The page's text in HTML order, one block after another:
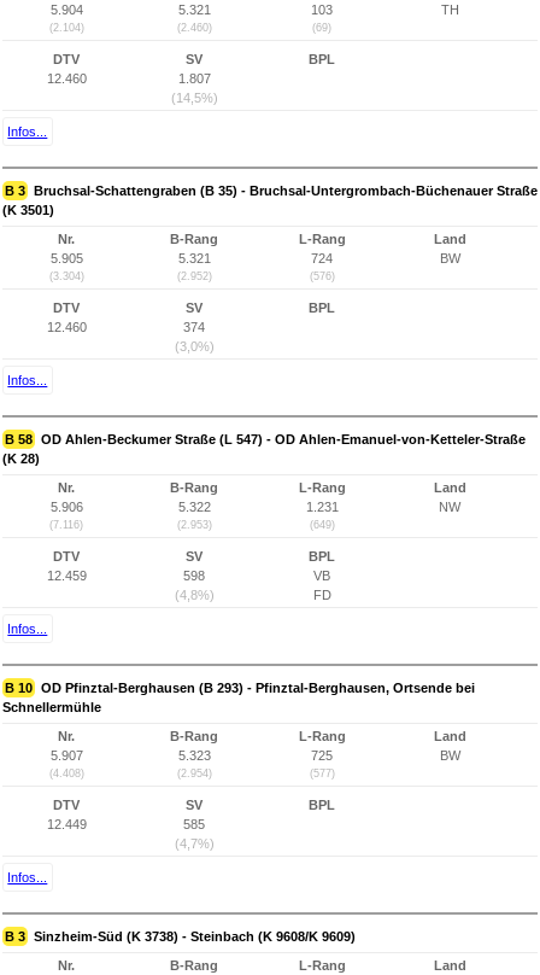
5.904
(2.104)
5.321
(2.460)
103
(69)
TH
DTV
12.460
SV
1.807
(14,5%)
BPL
Infos...
B 3 Bruchsal-Schattengraben (B 35) - Bruchsal-Untergrombach-Büchenauer Straße
(K 3501)
Nr.
5.905
(3.304)
B-Rang
5.321
(2.952)
L-Rang
724
(576)
Land
BW
DTV
12.460
SV
374
(3,0%)
BPL
Infos...
B 58 OD Ahlen-Beckumer Straße (L 547) - OD Ahlen-Emanuel-von-Ketteler-Straße
(K 28)
Nr.
5.906
(7.116)
B-Rang
5.322
(2.953)
L-Rang
1.231
(649)
Land
NW
DTV
12.459
SV
598
(4,8%)
BPL
VB
FD
Infos...
B 10 OD Pfinztal-Berghausen (B 293) - Pfinztal-Berghausen, Ortsende bei
Schnellermühle
Nr.
5.907
(4.408)
B-Rang
5.323
(2.954)
L-Rang
725
(577)
Land
BW
DTV
12.449
SV
585
(4,7%)
BPL
Infos...
B 3 Sinzheim-Süd (K 3738) - Steinbach (K 9608/K 9609)
Nr.
B-Rang
L-Rang
Land